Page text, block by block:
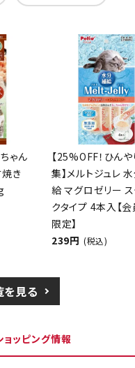
ゃん
き
【25%OFF！ひん
集】メルトジュレ
給 マグロゼリー ス
クタイプ 4本入【
限定】
239円 (税込)
を見る
ョッピング情報